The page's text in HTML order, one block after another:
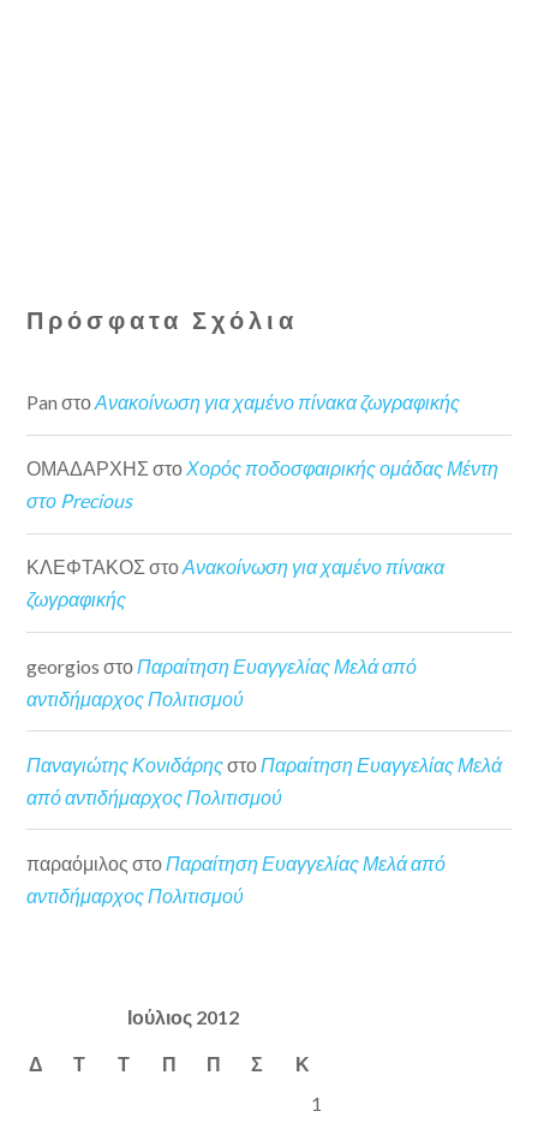
Πρόσφατα Σχόλια
Pan στοΑνακοίνωση για χαμένο πίνακα ζωγραφικής
ΟΜΑΔΑΡΧΗΣ στοΧορός ποδοσφαιρικής ομάδας Μέντη
στο Precious
ΚΛΕΦΤΑΚΟΣ στοΑνακοίνωση για χαμένο πίνακα
ζωγραφικής
georgios στο Παραίτηση Ευαγγελίας Μελά από
αντιδήμαρχος Πολιτισμού
Παναγιώτης ΚονιδάρηςστοΠαραίτηση Ευαγγελίας Μελά
από αντιδήμαρχος Πολιτισμού
παραόμιλος στοΠαραίτηση Ευαγγελίας Μελά από
αντιδήμαρχος Πολιτισμού
Ιούλιος 2012
Δ Τ Τ Π Π Σ Κ
1